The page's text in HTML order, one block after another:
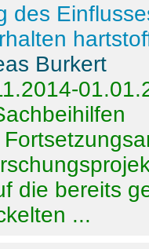
des
Burkert
die bereits
...